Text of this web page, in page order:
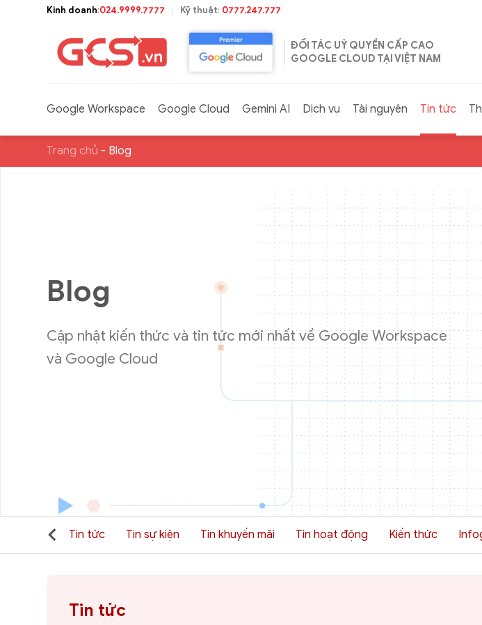
Kinh doanh:024.9999.7777 Kỹ thuật: 0777.247.777
ĐỐI TÁC UỶ QUYỀN CẤP CAO
GOOGLE CLOUD TẠI VIỆT NAM
Google Workspace Google Cloud Gemini AI Dịch vụ Tài nguyên Tin tức
Trang chủ - Blog
Blog
Cập nhật kiến thức và tin tức mới nhất về Google Workspace
và Google Cloud
Tin tức Tin sự kiện Tin khuyến mãi Tin hoạt động Kiến thức
Tin tức